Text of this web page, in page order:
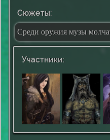
Сюжеты:
Среди оружия музы
Участники: